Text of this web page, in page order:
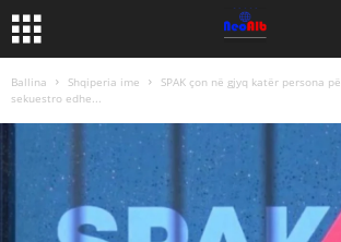
Ballina Shqiperia ime
SPAK çon në gjyq katër persona
sekuestro edhe...